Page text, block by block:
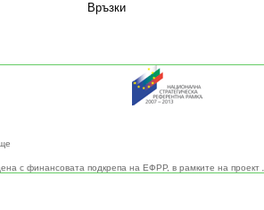
Връзки
с финансовата подкрепа на ЕФРР, в рамките на